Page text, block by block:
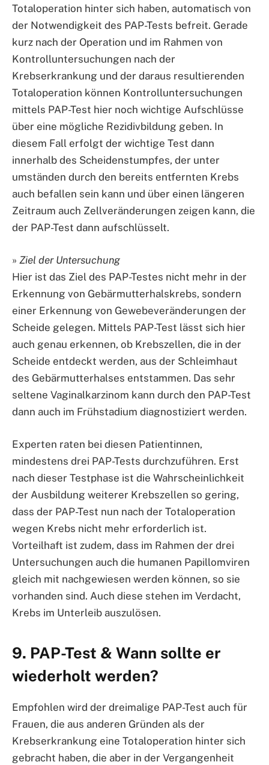
Totaloperation hinter sich haben, automatisch von
der Notwendigkeit des PAP-Tests befreit. Gerade
kurz nach der Operation und im Rahmen von
Kontrolluntersuchungen nach der
Krebserkrankung und der daraus resultierenden
Totaloperation können Kontrolluntersuchungen
mittels PAP-Test hier noch wichtige Aufschlüsse
über eine mögliche Rezidivbildung geben. In
diesem Fall erfolgt der wichtige Test dann
innerhalb des Scheidenstumpfes, der unter
umständen durch den bereits entfernten Krebs
auch befallen sein kann und über einen längeren
Zeitraum auch Zellveränderungen zeigen kann, die
der PAP-Test dann aufschlüsselt.
» Ziel der Untersuchung
Hier ist das Ziel des PAP-Testes nicht mehr in der
Erkennung von Gebärmutterhalskrebs, sondern
einer Erkennung von Gewebeveränderungen der
Scheide gelegen. Mittels PAP-Test lässt sich hier
auch genau erkennen, ob Krebszellen, die in der
Scheide entdeckt werden, aus der Schleimhaut
des Gebärmutterhalses entstammen. Das sehr
seltene Vaginalkarzinom kann durch den PAP-Test
dann auch im Frühstadium diagnostiziert werden.
Experten raten bei diesen Patientinnen,
mindestens drei PAP-Tests durchzuführen. Erst
nach dieser Testphase ist die Wahrscheinlichkeit
der Ausbildung weiterer Krebszellen so gering,
dass der PAP-Test nun nach der Totaloperation
wegen Krebs nicht mehr erforderlich ist.
Vorteilhaft ist zudem, dass im Rahmen der drei
Untersuchungen auch die humanen Papillomviren
gleich mit nachgewiesen werden können, so sie
vorhanden sind. Auch diese stehen im Verdacht,
Krebs im Unterleib auszulösen.
9. PAP-Test & Wann sollte er
wiederholt werden?
Empfohlen wird der dreimalige PAP-Test auch für
Frauen, die aus anderen Gründen als der
Krebserkrankung eine Totaloperation hinter sich
gebracht haben, die aber in der Vergangenheit